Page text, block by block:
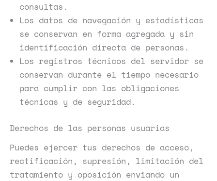
consultas.
Los datos de navegación y estadísticas
se conservan en forma agregada y sin
identificación directa de personas.
Los registros técnicos del servidor se
conservan durante el tiempo necesario
para cumplir con las obligaciones
técnicas y de seguridad.
Derechos de las personas usuarias
Puedes ejercer tus derechos de acceso,
rectificación, supresión, limitación del
tratamiento y oposición enviando un